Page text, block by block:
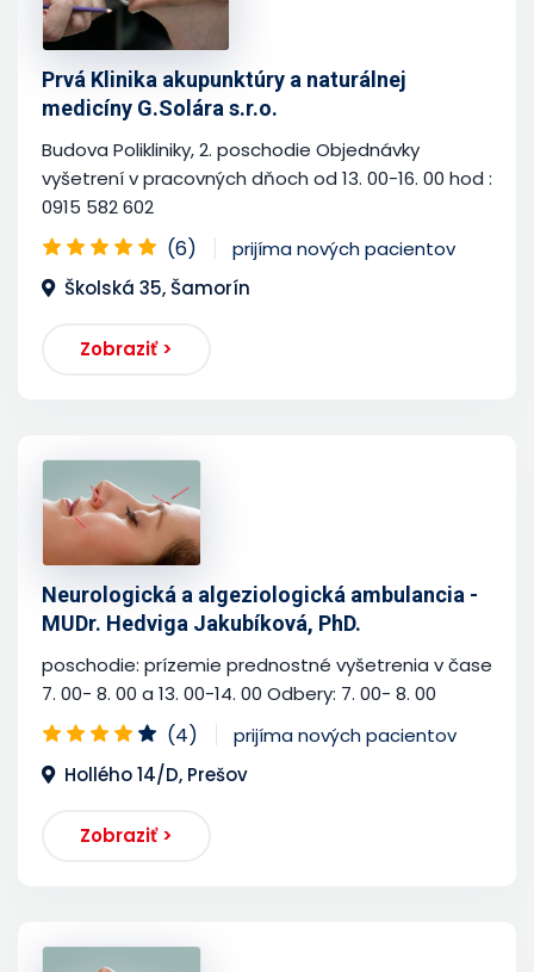
Prvá Klinika akupunktúry a naturálnej
medicíny G.Solára s.r.o.
Budova Polikliniky, 2. poschodie Objednávky
vyšetrení v pracovných dňoch od 13. 00-16. 00 hod :
0915 582 602
(6)
prijíma nových pacientov
Školská 35, Šamorín
Zobraziť >
Neurologická a algeziologická ambulancia -
MUDr. Hedviga Jakubíková, PhD.
poschodie: prízemie prednostné vyšetrenia v čase
7. 00- 8. 00 a 13. 00-14. 00 Odbery: 7. 00- 8. 00
(4)
prijíma nových pacientov
Hollého 14/D, Prešov
Zobraziť >